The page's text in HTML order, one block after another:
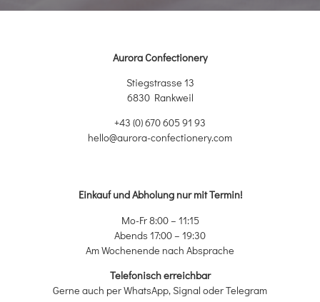
Aurora Confectionery
Stiegstrasse 13
6830 Rankweil
+43 (0) 670 605 91 93
hello@aurora-confectionery.com
Einkauf und Abholung nur mit Termin!
Mo-Fr 8:00 – 11:15
Abends 17:00 – 19:30
Am Wochenende nach Absprache
Telefonisch erreichbar
Gerne auch per WhatsApp, Signal oder Telegram